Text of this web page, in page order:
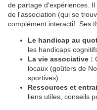
de partage d'expériences.
de l'association (qui se
complément interactif. Ses
Le handicap au
les handicaps
La vie associative :
locaux (goûters de
sportives).
Ressources et
liens utiles, conseils